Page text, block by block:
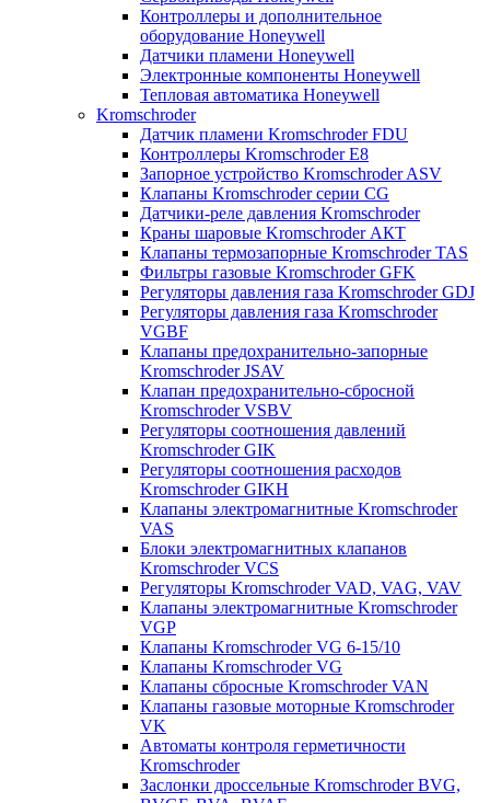
Контроллеры и дополнительное
оборудование Honeywell
Датчики пламени Honeywell
Электронные компоненты Honeywell
Тепловая автоматика Honeywell
Kromschroder
Датчик пламени Kromschroder FDU
Контроллеры Kromschroder E8
Запорное устройство Kromschroder ASV
Клапаны Kromschroder серии CG
Датчики-реле давления Kromschroder
Краны шаровые Kromschroder АКТ
Клапаны термозапорные Kromschroder TAS
Фильтры газовые Kromschroder GFK
Регуляторы давления газа Kromschroder GDJ
Регуляторы давления газа Kromschroder
VGBF
Клапаны предохранительно-запорные
Kromschroder JSAV
Клапан предохранительно-сбросной
Kromschroder VSBV
Регуляторы соотношения давлений
Kromschroder GIK
Регуляторы соотношения расходов
Kromschroder GIKH
Клапаны электромагнитные Kromschroder
VAS
Блоки электромагнитных клапанов
Kromschroder VCS
Регуляторы Kromschroder VAD, VAG, VAV
Клапаны электромагнитные Kromschroder
VGP
Клапаны Kromschroder VG 6-15/10
Клапаны Kromschroder VG
Клапаны сбросные Kromschroder VAN
Клапаны газовые моторные Kromschroder
VK
Автоматы контроля герметичности
Kromschroder
Заслонки дроссельные Kromschroder BVG,